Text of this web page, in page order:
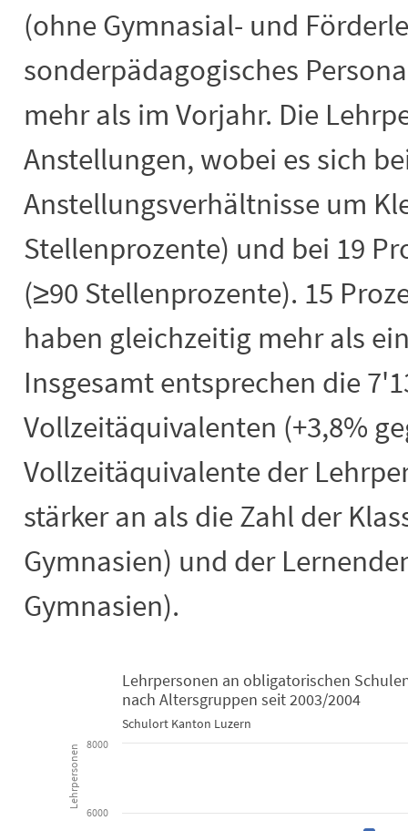
(ohne Gymnasial- und
sonderpädagogisches
mehr als im Vorjahr. Die
Anstellungen, wobei es sich
Anstellungsverhältnisse um
Stellenprozente) und bei 19
(≥90 Stellenprozente). 15
haben gleichzeitig mehr als
Insgesamt entsprechen die
Vollzeitäquivalenten (+3,8%
Vollzeitäquivalente der
stärker an als die Zahl der
Gymnasien) und der
Gymnasien).
Lehrpersonen an obligatorischen
Bar chart with 5 data series.
Schulort Kanton Luzern
View as data table, Lehrpersonen an obligatorischen Schulen (ohne
The chart has 1 X axis displaying categories.
Lehrpersonen
Lehrpersonen an obligatorischen
nach Altersgruppen seit 2003/2004
Schulort Kanton Luzern
6000
8000